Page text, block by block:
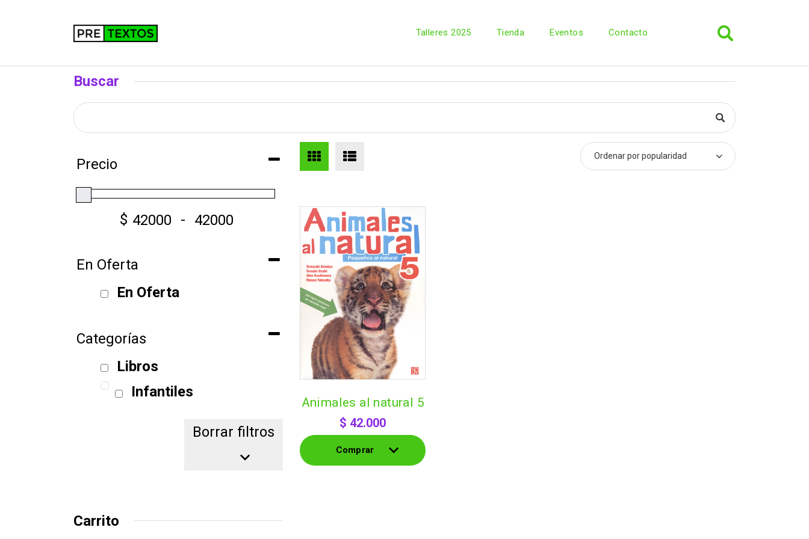
Talleres 2025 Tienda Eventos Contacto
Buscar
animales al natural 5
$ 42.000
Comprar
Precio
$ -
En Oferta
En Oferta
Categorías
Libros
Infantiles
Borrar filtros
Carrito